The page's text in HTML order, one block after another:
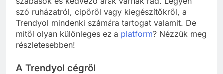
szó ruházatról, cipőről vagy kiegészítőkről, a
Trendyol mindenki számára tartogat valamit. De
mitől olyan különleges ez a platform? Nézzük meg
részletesebben!
A Trendyol cégről